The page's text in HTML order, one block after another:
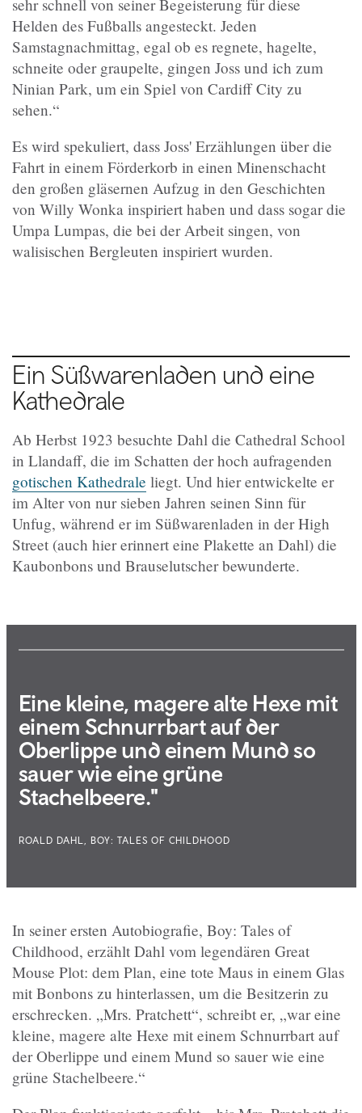
sehr schnell von seiner Begeisterung für diese
Helden des Fußballs angesteckt. Jeden
Samstagnachmittag, egal ob es regnete, hagelte,
schneite oder graupelte, gingen Joss und ich zum
Ninian Park, um ein Spiel von Cardiff City zu
sehen.“
Es wird spekuliert, dass Joss' Erzählungen über die
Fahrt in einem Förderkorb in einen Minenschacht
den großen gläsernen Aufzug in den Geschichten
von Willy Wonka inspiriert haben und dass sogar die
Umpa Lumpas, die bei der Arbeit singen, von
walisischen Bergleuten inspiriert wurden.
Ein Süßwarenladen und eine
Kathedrale
Ab Herbst 1923 besuchte Dahl die Cathedral School
in Llandaff, die im Schatten der hoch aufragenden
gotischen Kathedrale liegt. Und hier entwickelte er
im Alter von nur sieben Jahren seinen Sinn für
Unfug, während er im Süßwarenladen in der High
Street (auch hier erinnert eine Plakette an Dahl) die
Kaubonbons und Brauselutscher bewunderte.
Eine kleine, magere alte Hexe mit
einem Schnurrbart auf der
Oberlippe und einem Mund so
sauer wie eine grüne
Stachelbeere."
ROALD DAHL, BOY: TALES OF CHILDHOOD
In seiner ersten Autobiografie, Boy: Tales of
Childhood, erzählt Dahl vom legendären Great
Mouse Plot: dem Plan, eine tote Maus in einem Glas
mit Bonbons zu hinterlassen, um die Besitzerin zu
erschrecken. „Mrs. Pratchett“, schreibt er, „war eine
kleine, magere alte Hexe mit einem Schnurrbart auf
der Oberlippe und einem Mund so sauer wie eine
grüne Stachelbeere.“